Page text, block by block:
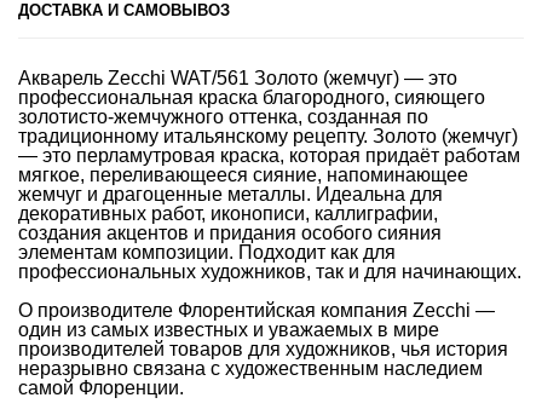
ДОСТАВКА И САМОВЫВОЗ
Акварель Zecchi WAT/561 Золото (жемчуг) — это
профессиональная краска благородного, сияющего
золотисто-жемчужного оттенка, созданная по
традиционному итальянскому рецепту. Золото (жемчуг)
— это перламутровая краска, которая придаёт работам
мягкое, переливающееся сияние, напоминающее
жемчуг и драгоценные металлы. Идеальна для
декоративных работ, иконописи, каллиграфии,
создания акцентов и придания особого сияния
элементам композиции. Подходит как для
профессиональных художников, так и для начинающих.
О производителе Флорентийская компания Zecchi —
один из самых известных и уважаемых в мире
производителей товаров для художников, чья история
неразрывно связана с художественным наследием
самой Флоренции.